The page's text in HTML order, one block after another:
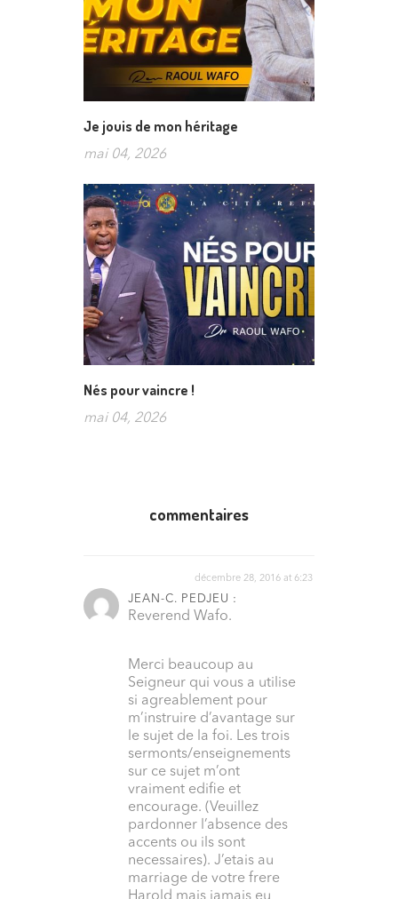
Je jouis de mon héritage
mai 04, 2026
Nés pour vaincre !
mai 04, 2026
commentaires
JEAN-C. PEDJEU :
décembre 28, 2016 at 6:23
Reverend Wafo.
Merci beaucoup au
Seigneur qui vous a utilise
si agreablement pour
m’instruire d’avantage sur
le sujet de la foi. Les trois
sermonts/enseignements
sur ce sujet m’ont
vraiment edifie et
encourage. (Veuillez
pardonner l’absence des
accents ou ils sont
necessaires). J’etais au
marriage de votre frere